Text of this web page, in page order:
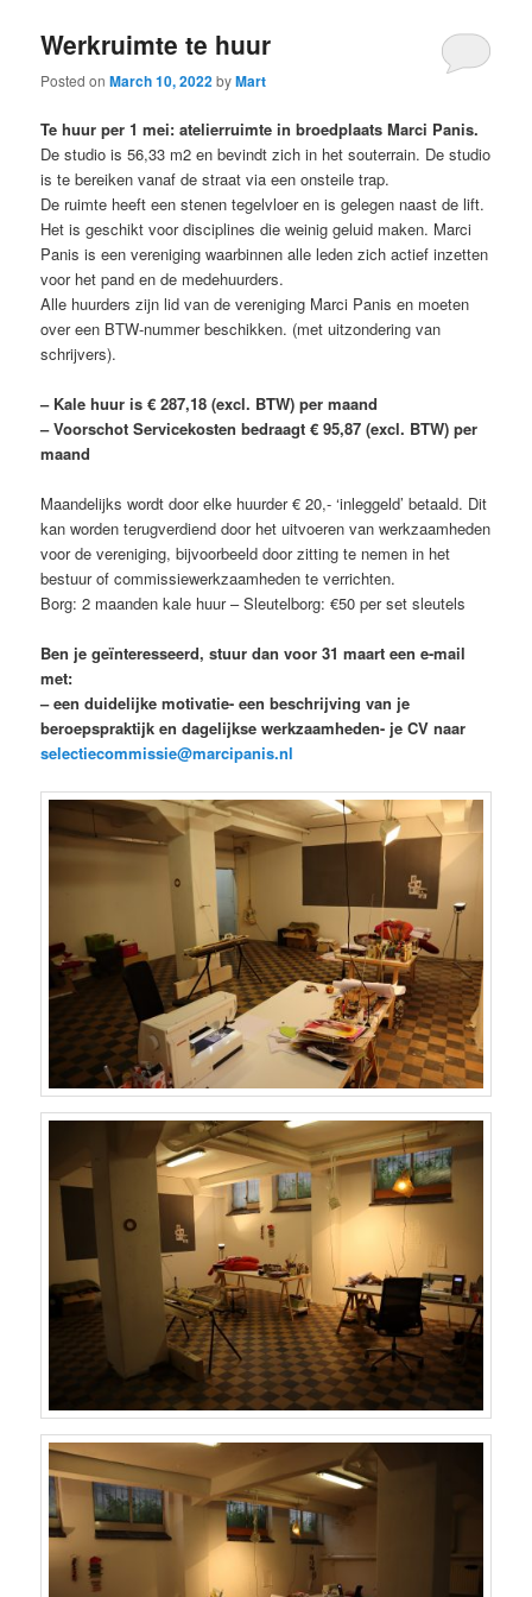
Werkruimte te huur
Posted onMarch 10, 2022byMart
Te huur per 1 mei: atelierruimte in broedplaats Marci Panis.
De studio is 56,33 m2 en bevindt zich in het souterrain. De studio
is te bereiken vanaf de straat via een onsteile trap.
De ruimte heeft een stenen tegelvloer en is gelegen naast de lift.
Het is geschikt voor disciplines die weinig geluid maken. Marci
Panis is een vereniging waarbinnen alle leden zich actief inzetten
voor het pand en de medehuurders.
Alle huurders zijn lid van de vereniging Marci Panis en moeten
over een BTW-nummer beschikken. (met uitzondering van
schrijvers).
– Kale huur is € 287,18 (excl. BTW) per maand
– Voorschot Servicekosten bedraagt € 95,87 (excl. BTW) per
maand
Maandelijks wordt door elke huurder € 20,- ‘inleggeld’ betaald. Dit
kan worden terugverdiend door het uitvoeren van werkzaamheden
voor de vereniging, bijvoorbeeld door zitting te nemen in het
bestuur of commissiewerkzaamheden te verrichten.
Borg: 2 maanden kale huur – Sleutelborg: €50 per set sleutels
Ben je geïnteresseerd, stuur dan voor 31 maart een e-mail
met:
– een duidelijke motivatie- een beschrijving van je
beroepspraktijk en dagelijkse werkzaamheden- je CV naar
selectiecommissie@marcipanis.nl